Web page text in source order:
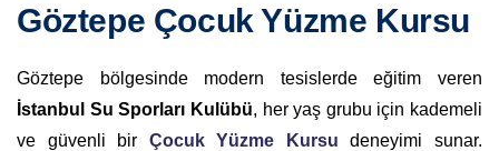
Göztepe Çocuk Yüzme Kursu
Göztepe bölgesinde modern tesislerde eğitim veren
İstanbul Su Sporları Kulübü, her yaş grubu için kademeli
ve güvenli bir Çocuk Yüzme Kursu deneyimi sunar.